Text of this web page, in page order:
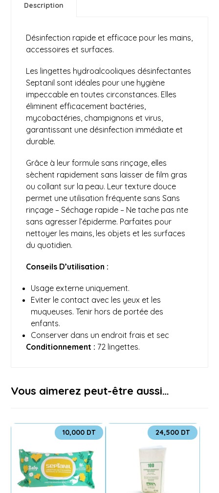
Description
Désinfection rapide et efficace pour les mains,
accessoires et surfaces.
Les lingettes hydroalcooliques désinfectantes
Septanil sont idéales pour une hygiène
impeccable en toutes circonstances. Elles
éliminent efficacement bactéries,
mycobactéries, champignons et virus,
garantissant une désinfection immédiate et
durable.
Grâce à leur formule sans rinçage, elles
sèchent rapidement sans laisser de film gras
ou collant sur la peau. Leur texture douce
permet une utilisation fréquente sans Sans
rinçage – Séchage rapide – Ne tache pas nte
sans agresser l’épiderme. Parfaites pour
nettoyer les mains, les objets et les surfaces
du quotidien.
Conseils D’utilisation :
Usage externe uniquement.
Eviter le contact avec les yeux et les
muqueuses. Tenir hors de portée des
enfants.
Conserver dans un endroit frais et sec
Conditionnement : 72 lingettes.
Vous aimerez peut-être aussi…
10,000 DT 24,500 DT